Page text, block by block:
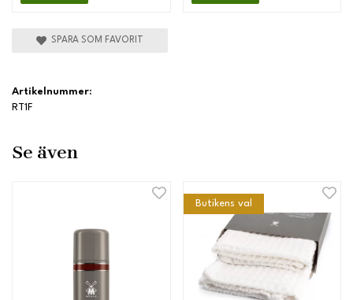
SPARA SOM FAVORIT
Artikelnummer:
RT1F
Se även
Butikens val